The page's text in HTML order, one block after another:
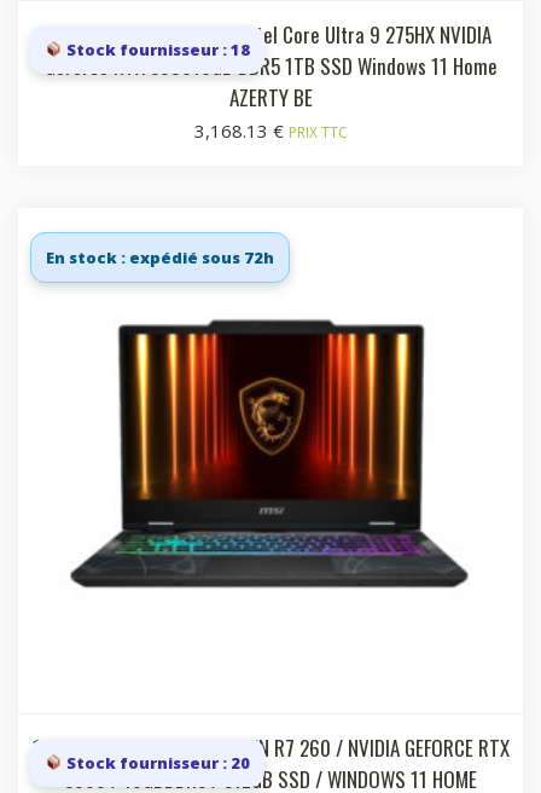
Laptop 16i QHD+ 240Hz Intel Core Ultra 9 275HX NVIDIA
GeForce RTX 508016GB DDR5 1TB SSD Windows 11 Home
AZERTY BE
3,168.13 € PRIX TTC
Stock fournisseur : 18
En stock : expédié sous 72h
15.6I FHD 144 HZ / AMD RYZEN R7 260 / NVIDIA GEFORCE RTX
5060 / 16GBDDR5 / 512GB SSD / WINDOWS 11 HOME
Stock fournisseur : 20